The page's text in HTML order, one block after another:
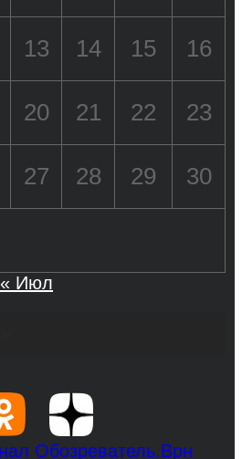
13 14 15 16
20 21 22 23
27 28 29 30
« Июл